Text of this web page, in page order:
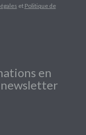
et Politique de
en